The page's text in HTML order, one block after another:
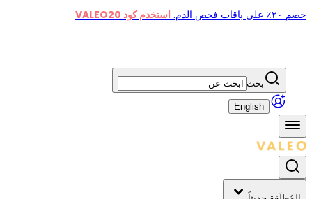
خصم ٢٠٪ على باقات فحص الدم. استخدم كود VALEO20
بحث
English